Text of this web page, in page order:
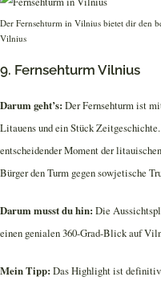
Der Fernsehturm in Vilnius bietet dir den
Vilnius
9. Fernsehturm Vilnius
Darum geht’s: Der Fernsehturm ist
Litauens und ein Stück
entscheidender Moment der
Bürger den Turm gegen sowjetische
Darum musst du hin: Die
einen genialen 360-Grad-Blick auf
Mein Tipp: Das Highlight ist